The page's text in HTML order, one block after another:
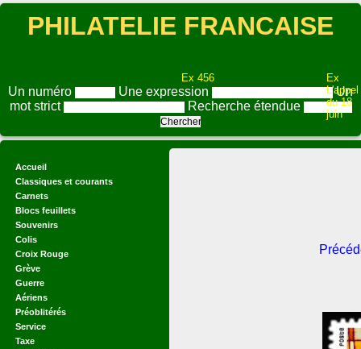
PHILATELIE FRANCAISE
Ex 456
Ex
L'appel
du 18
juin
Un numéro Une expression
Un
mot strict
Recherche étendue
Accueil
Classiques et courants
Carnets
Blocs feuillets
Souvenirs
Colis
Croix Rouge
Grève
Guerre
Aériens
Préoblitérés
Service
Taxe